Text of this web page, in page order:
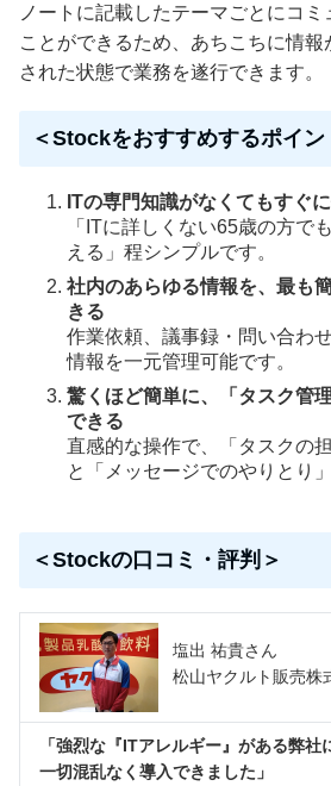
ノートに記載したテーマごとにコ
ことができるため、あちこちに情
された状態で業務を遂行できます。
＜Stockをおすすめするポイン
ITの専門知識がなくてもすぐ
「ITに詳しくない65歳の方で
える」程シンプルです。
社内のあらゆる情報を、最も
きる
作業依頼、議事録・問い合わ
情報を一元管理可能です。
驚くほど簡単に、「タスク管
できる
直感的な操作で、「タスクの
と「メッセージでのやりとり
＜Stockの口コミ・評判＞
塩出 祐貴さん
松山ヤクルト販売株
「強烈な『ITアレルギー』がある弊社
一切混乱なく導入できました」